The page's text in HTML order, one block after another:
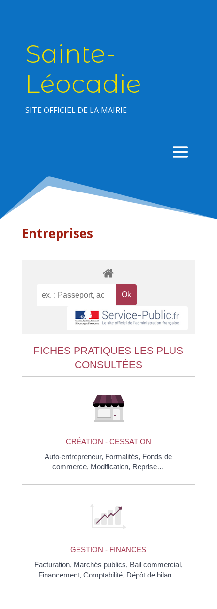
Sainte-
Léocadie
SITE OFFICIEL DE LA MAIRIE
Entreprises
FICHES PRATIQUES LES PLUS
CONSULTÉES
CRÉATION - CESSATION
Auto-entrepreneur, Formalités, Fonds de
commerce, Modification, Reprise…
GESTION - FINANCES
Facturation, Marchés publics, Bail commercial,
Financement, Comptabilité, Dépôt de bilan…